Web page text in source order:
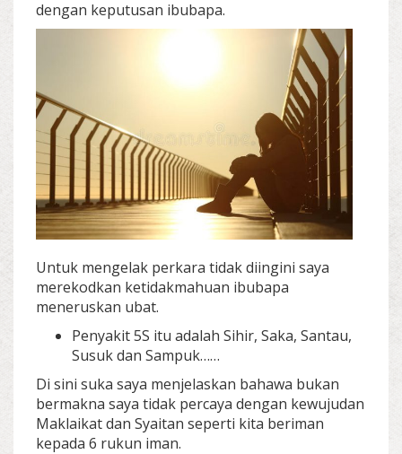
dengan keputusan ibubapa.
Untuk mengelak perkara tidak diingini saya
merekodkan ketidakmahuan ibubapa
meneruskan ubat.
Penyakit 5S itu adalah Sihir, Saka, Santau,
Susuk dan Sampuk……
Di sini suka saya menjelaskan bahawa bukan
bermakna saya tidak percaya dengan kewujudan
Maklaikat dan Syaitan seperti kita beriman
kepada 6 rukun iman.